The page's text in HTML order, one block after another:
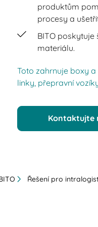
produktům
procesy a
BITO
materiálu.
Toto zahrnuje boxy
linky, přepravní
Kontaktujte
Řešení pro